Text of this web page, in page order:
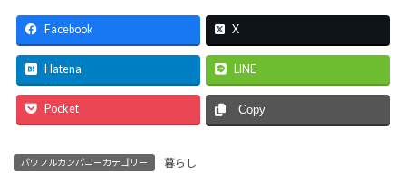
Facebook X
Hatena LINE
Pocket Copy
パワフルカンパニーカテゴリー 暮らし